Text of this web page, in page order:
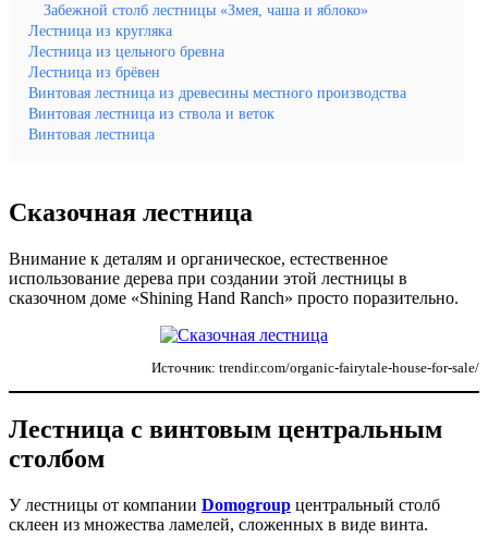
Забежной столб лестницы «Змея, чаша и яблоко»
Лестница из кругляка
Лестница из цельного бревна
Лестница из брёвен
Винтовая лестница из древесины местного производства
Винтовая лестница из ствола и веток
Винтовая лестница
Сказочная лестница
Внимание к деталям и органическое, естественное
использование дерева при создании этой лестницы в
сказочном доме «Shining Hand Ranch» просто поразительно.
Источник: trendir.com/organic-fairytale-house-for-sale/
Лестница с винтовым центральным
столбом
У лестницы от компании Domogroup центральный столб
склеен из множества ламелей, сложенных в виде винта.